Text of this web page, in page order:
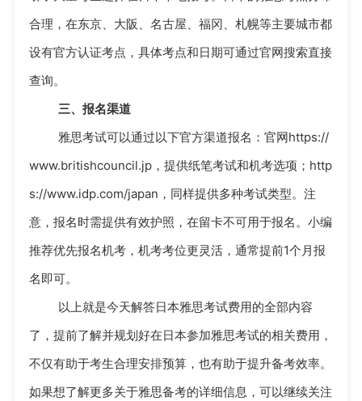
合理，在东京、大阪、名古屋、福冈、札幌等主要城市都
设有官方认证考点，具体考点和日期可通过官网搜索直接
查询。
三、报名渠道
雅思考试可以通过以下官方渠道报名：官网https://
www.britishcouncil.jp，提供纸笔考试和机考选项；http
s://www.idp.com/japan，同样提供多种考试类型。注
意，报名时需提供有效护照，在留卡不可用于报名。小编
推荐优先报名机考，机考考位更灵活，通常提前1个月报
名即可。
以上就是今天解答日本雅思考试费用的全部内容
了，提前了解并规划好在日本参加雅思考试的相关费用，
不仅有助于考生合理安排预算，也有助于提升备考效率。
如果想了解更多关于雅思备考的详细信息，可以继续关注